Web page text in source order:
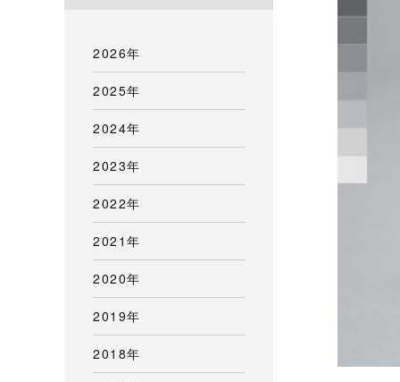
2026年
2025年
2024年
2023年
2022年
2021年
2020年
2019年
2018年